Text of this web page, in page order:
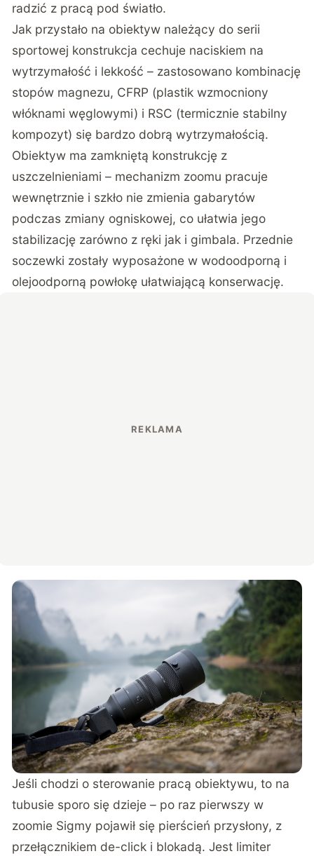
radzić z pracą pod światło.
Jak przystało na obiektyw należący do serii
sportowej konstrukcja cechuje naciskiem na
wytrzymałość i lekkość – zastosowano kombinację
stopów magnezu, CFRP (plastik wzmocniony
włóknami węglowymi) i RSC (termicznie stabilny
kompozyt) się bardzo dobrą wytrzymałością.
Obiektyw ma zamkniętą konstrukcję z
uszczelnieniami – mechanizm zoomu pracuje
wewnętrznie i szkło nie zmienia gabarytów
podczas zmiany ogniskowej, co ułatwia jego
stabilizację zarówno z ręki jak i gimbala. Przednie
soczewki zostały wyposażone w wodoodporną i
olejoodporną powłokę ułatwiającą konserwację.
Jeśli chodzi o sterowanie pracą obiektywu, to na
tubusie sporo się dzieje – po raz pierwszy w
zoomie Sigmy pojawił się pierścień przysłony, z
przełącznikiem de-click i blokadą. Jest limiter